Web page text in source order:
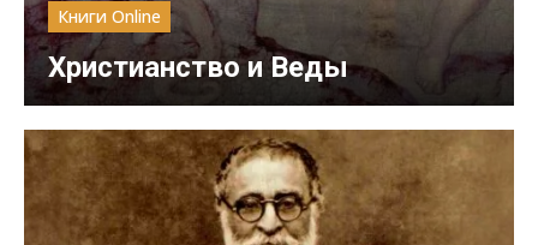
Книги Online
Христианство и Веды